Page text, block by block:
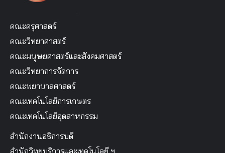
คณะครุศาสตร์
คณะวิทยาศาสตร์
คณะมนุษยศาสตร์และสังคมศาสตร์
คณะวิทยาการจัดการ
คณะพยาบาลศาสตร์
คณะเทคโนโลยีการเกษตร
คณะเทคโนโลยีอุตสาหกรรม
สำนักงานอธิการบดี
สำนักวิทยบริการและเทคโนโลยี ฯ